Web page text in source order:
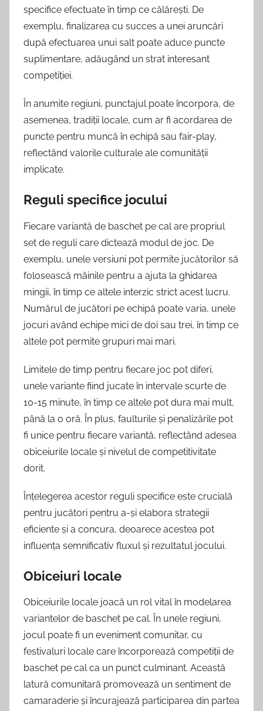
specifice efectuate în timp ce călărești. De
exemplu, finalizarea cu succes a unei aruncări
după efectuarea unui salt poate aduce puncte
suplimentare, adăugând un strat interesant
competiției.
În anumite regiuni, punctajul poate încorpora, de
asemenea, tradiții locale, cum ar fi acordarea de
puncte pentru muncă în echipă sau fair-play,
reflectând valorile culturale ale comunității
implicate.
Reguli specifice jocului
Fiecare variantă de baschet pe cal are propriul
set de reguli care dictează modul de joc. De
exemplu, unele versiuni pot permite jucătorilor să
folosească mâinile pentru a ajuta la ghidarea
mingii, în timp ce altele interzic strict acest lucru.
Numărul de jucători pe echipă poate varia, unele
jocuri având echipe mici de doi sau trei, în timp ce
altele pot permite grupuri mai mari.
Limitele de timp pentru fiecare joc pot diferi,
unele variante fiind jucate în intervale scurte de
10-15 minute, în timp ce altele pot dura mai mult,
până la o oră. În plus, faulturile și penalizările pot
fi unice pentru fiecare variantă, reflectând adesea
obiceiurile locale și nivelul de competitivitate
dorit.
Înțelegerea acestor reguli specifice este crucială
pentru jucători pentru a-și elabora strategii
eficiente și a concura, deoarece acestea pot
influența semnificativ fluxul și rezultatul jocului.
Obiceiuri locale
Obiceiurile locale joacă un rol vital în modelarea
variantelor de baschet pe cal. În unele regiuni,
jocul poate fi un eveniment comunitar, cu
festivaluri locale care încorporează competiții de
baschet pe cal ca un punct culminant. Această
latură comunitară promovează un sentiment de
camaraderie și încurajează participarea din partea